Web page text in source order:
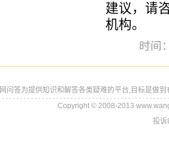
建议，请
机构。
时间
网问答为提供知识和解答各类疑难的平台,目标是做
Copyright © 2008-2013
投诉